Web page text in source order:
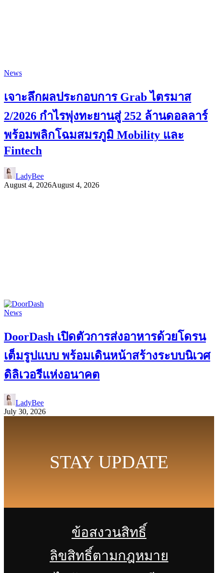
News
เจาะลึกผลประกอบการ Grab ไตรมาส
2/2026 กำไรพุ่งทะยานสู่ 252 ล้านดอลลาร์
พร้อมพลิกโฉมสมรภูมิ Mobility และ
Fintech
LadyBee
August 4, 2026August 4, 2026
News
DoorDash เปิดตัวการส่งอาหารด้วยโดรน
เต็มรูปแบบ พร้อมเดินหน้าสร้างระบบนิเวศ
ดิลิเวอรีแห่งอนาคต
LadyBee
July 30, 2026
STAY UPDATE
ข้อสงวนสิทธิ์
ลิขสิทธิ์ตามกฎหมาย